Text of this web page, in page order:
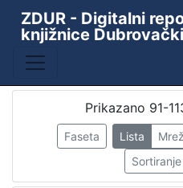
Baza
ZDUR - Digitalni
knjižnice
Prikazano 91-
Faseta Lista